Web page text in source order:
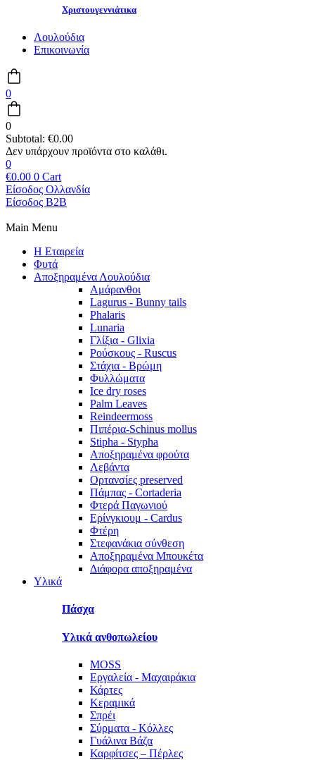
Χριστουγεννιάτικα
Λουλούδια
Επικοινωνία
0
0
Subtotal: €0.00
0
€0.00 0 Cart
Είσοδος Ολλανδία
Είσοδος B2B
Main Menu
Η Εταιρεία
Φυτά
Αποξηραμένα Λουλούδια
Αμάρανθοι
Lagurus - Bunny tails
Phalaris
Lunaria
Γλίξια - Glixia
Ρούσκους - Ruscus
Στάχια - Βρώμη
Φυλλώματα
Ice dry roses
Palm Leaves
Reindeermoss
Πιπέρια-Schinus mollus
Stipha - Stypha
Αποξηραμένα φρούτα
Λεβάντα
Ορτανσίες preserved
Πάμπας - Cortaderia
Φτερά Παγωνιού
Ερίνγκιουμ - Cardus
Φτέρη
Στεφανάκια σύνθεση
Αποξηραμένα Μπουκέτα
Διάφορα αποξηραμένα
Υλικά
Πάσχα
Υλικά ανθοπωλείου
MOSS
Εργαλεία - Μαχαιράκια
Κάρτες
Κεραμικά
Σπρέι
Σύρματα - Κόλλες
Γυάλινα Βάζα
Καρφίτσες – Πέρλες